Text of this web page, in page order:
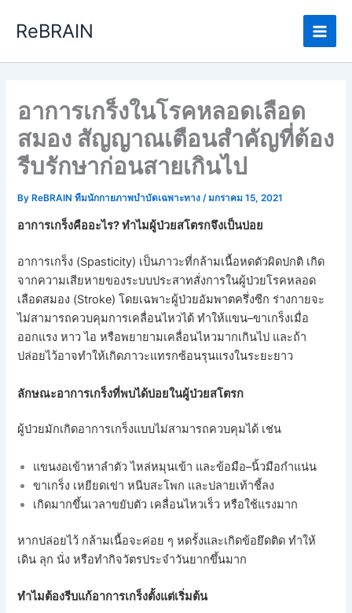
ReBRAIN
Main
อาการเกร็งในโรคหลอดเลือด
สมอง สัญญาณเตือนสำคัญที่ต้อง
รีบรักษาก่อนสายเกินไป
ByReBRAIN ทีมนักกายภาพบำบัดเฉพาะทาง /มกราคม 15, 2021
อาการเกร็งคืออะไร? ทำไมผู้ป่วยสโตรกจึงเป็นบ่อย
อาการเกร็ง (Spasticity) เป็นภาวะที่กล้ามเนื้อหดตัวผิดปกติ เกิด
จากความเสียหายของระบบประสาทสั่งการในผู้ป่วยโรคหลอด
เลือดสมอง (Stroke) โดยเฉพาะผู้ป่วยอัมพาตครึ่งซีก ร่างกายจะ
ไม่สามารถควบคุมการเคลื่อนไหวได้ ทำให้แขน–ขาเกร็งเมื่อ
ออกแรง หาว ไอ หรือพยายามเคลื่อนไหวมากเกินไป และถ้า
ปล่อยไว้อาจทำให้เกิดภาวะแทรกซ้อนรุนแรงในระยะยาว
ลักษณะอาการเกร็งที่พบได้บ่อยในผู้ป่วยสโตรก
ผู้ป่วยมักเกิดอาการเกร็งแบบไม่สามารถควบคุมได้ เช่น
แขนงอเข้าหาลำตัว ไหล่หมุนเข้า และข้อมือ–นิ้วมือกำแน่น
ขาเกร็ง เหยียดเข่า หนีบสะโพก และปลายเท้าชี้ลง
เกิดมากขึ้นเวลาขยับตัว เคลื่อนไหวเร็ว หรือใช้แรงมาก
หากปล่อยไว้ กล้ามเนื้อจะค่อย ๆ หดรั้งและเกิดข้อยึดติด ทำให้
เดิน ลุก นั่ง หรือทำกิจวัตรประจำวันยากขึ้นมาก
ทำไมต้องรีบแก้อาการเกร็งตั้งแต่เริ่มต้น